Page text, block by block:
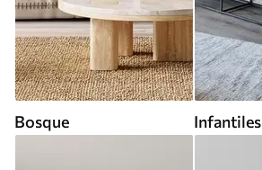
Bosque Infantiles